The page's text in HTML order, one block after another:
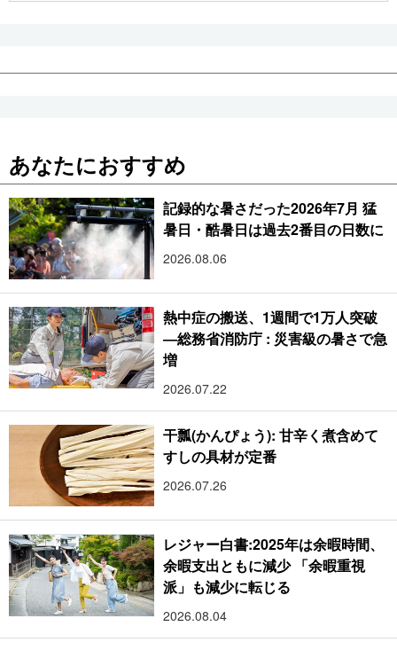
あなたにおすすめ
記録的な暑さだった2026年7月 猛
暑日・酷暑日は過去2番目の日数に
2026.08.06
熱中症の搬送、1週間で1万人突破
―総務省消防庁 : 災害級の暑さで急
増
2026.07.22
干瓢(かんぴょう): 甘辛く煮含めて
すしの具材が定番
2026.07.26
レジャー白書:2025年は余暇時間、
余暇支出ともに減少 「余暇重視
派」も減少に転じる
2026.08.04